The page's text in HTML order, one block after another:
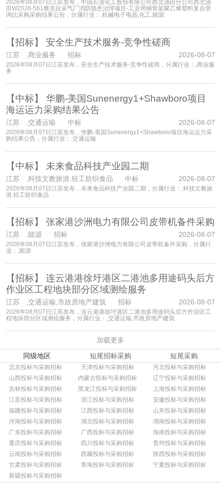
2026年08月07日江苏发布，中国石油化工股份有限公司西北油田分公司西北油
田W2026-561雅克拉采气厂消防隐患治理项目-工业用钢骨架聚乙烯塑料复合管
询比采购采购结果公告，分属行业：,机械电子电器,化工,能源
【招标】 安全生产技术服务-竞争性磋商
江苏 ,商业服务 招标 2026-08-07
2026年08月07日江苏发布，安全生产技术服务-竞争性磋商，分属行业：,商业服
务
【中标】 华鹏-美国Sunenergy1+Shawboro项目
海运运力采购结果公告
江苏 ,交通运输 中标 2026-08-07
2026年08月07日江苏发布，华鹏-美国Sunenergy1+Shawboro项目海运运力采
购结果公告，分属行业：,交通运输
【中标】 未来食品科技产业园二期
江苏 ,科技文教旅游,轻工纺织食品 中标 2026-08-07
2026年08月07日江苏发布，未来食品科技产业园二期，分属行业：,科技文教旅
游,轻工纺织食品
【招标】 张家港沙洲电力有限公司皮带机备件采购
江苏 ,能源 招标 2026-08-07
2026年08月07日江苏发布，张家港沙洲电力有限公司皮带机备件采购，分属行
业：,能源
【招标】 连云港港徐圩港区二港池多用途码头后方
作业区工程地块部分区域测绘服务
江苏 ,交通运输,市政房地产建筑 招标 2026-08-07
2026年08月07日江苏发布，连云港港徐圩港区二港池多用途码头后方作业区工
程地块部分区域测绘服务，分属行业：,交通运输,市政房地产建筑
加载更多
同级地区
短尾招标采购 短尾采购
北京投标与采购招标 天津投标与采购招标
河北投标与采购招标
山西投标与采购招标
内蒙古投标与采购招标
辽宁投标与采购招标
吉林投标与采购招标
黑龙江投标与采购招标
上海投标与采购招标
江苏投标与采购招标
浙江投标与采购招标
安徽投标与采购招标
福建投标与采购招标
江西投标与采购招标
山东投标与采购招标
河南投标与采购招标
湖北投标与采购招标
湖南投标与采购招标
广东投标与采购招标
广西投标与采购招标
海南投标与采购招标
重庆投标与采购招标
四川投标与采购招标
贵州投标与采购招标
云南投标与采购招标
西藏投标与采购招标
陕西投标与采购招标
甘肃投标与采购招标
青海投标与采购招标
宁夏投标与采购招标
新疆投标与采购招标